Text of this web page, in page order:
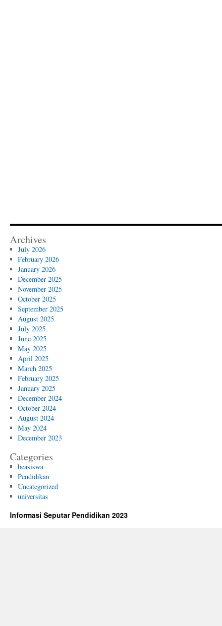
Archives
July 2026
February 2026
January 2026
December 2025
November 2025
October 2025
September 2025
August 2025
July 2025
June 2025
May 2025
April 2025
March 2025
February 2025
January 2025
December 2024
October 2024
August 2024
May 2024
December 2023
Categories
beasiswa
Pendidikan
Uncategorized
universitas
Informasi Seputar Pendidikan 2023